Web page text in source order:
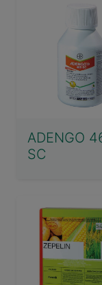
ADENGO
SC